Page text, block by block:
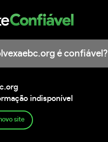
é confiável?
indisponível
site